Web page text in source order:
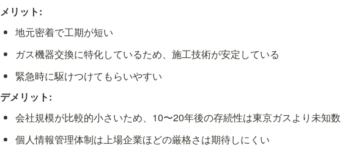
メリット:
地元密着で工期が短い
ガス機器交換に特化しているため、施工技術が安定している
緊急時に駆けつけてもらいやすい
デメリット:
会社規模が比較的小さいため、10〜20年後の存続性は東京ガスより未知数
個人情報管理体制は上場企業ほどの厳格さは期待しにくい